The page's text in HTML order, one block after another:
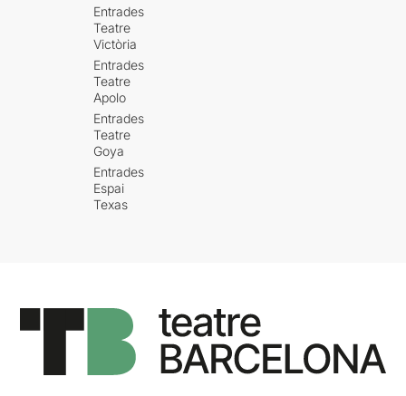
Entrades
Teatre
Victòria
Entrades
Teatre
Apolo
Entrades
Teatre
Goya
Entrades
Espai
Texas